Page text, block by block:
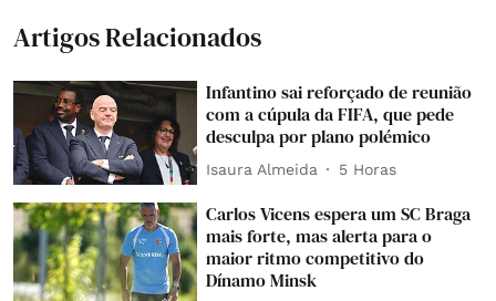
Artigos Relacionados
Infantino sai reforçado de reunião
com a cúpula da FIFA, que pede
desculpa por plano polémico
Isaura Almeida 5 Horas
Carlos Vicens espera um SC Braga
mais forte, mas alerta para o
maior ritmo competitivo do
Dínamo Minsk